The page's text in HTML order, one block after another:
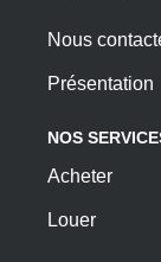
Nous
Présentation
NOS
Acheter
Louer